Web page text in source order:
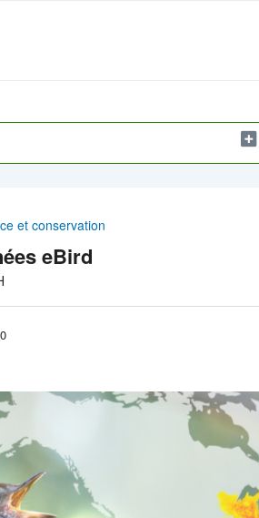
et conservation
eBird